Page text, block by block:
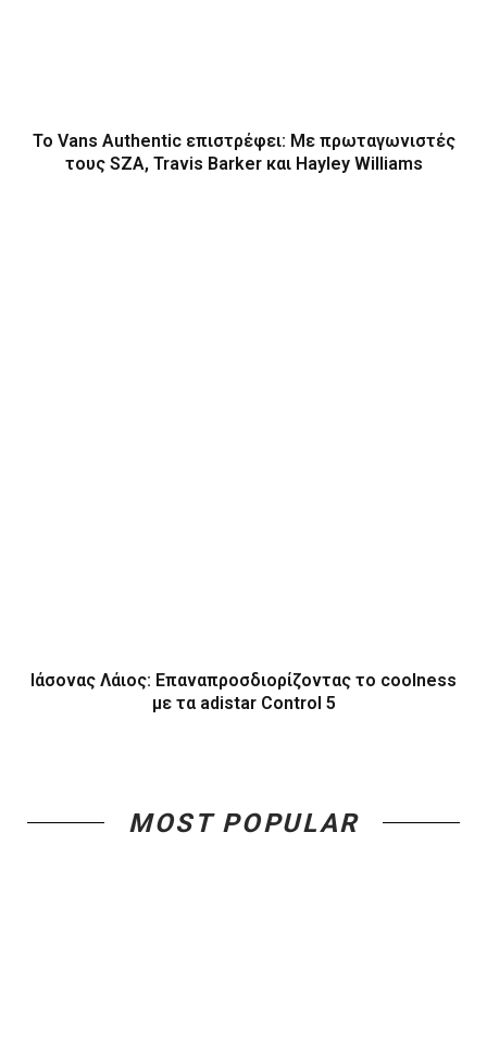
Το Vans Authentic επιστρέφει: Με πρωταγωνιστές
τους SZA, Travis Barker και Hayley Williams
Ιάσονας Λάιος: Επαναπροσδιορίζοντας το coolness
με τα adistar Control 5
MOST POPULAR